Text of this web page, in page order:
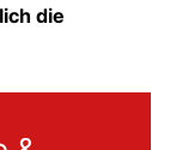
die